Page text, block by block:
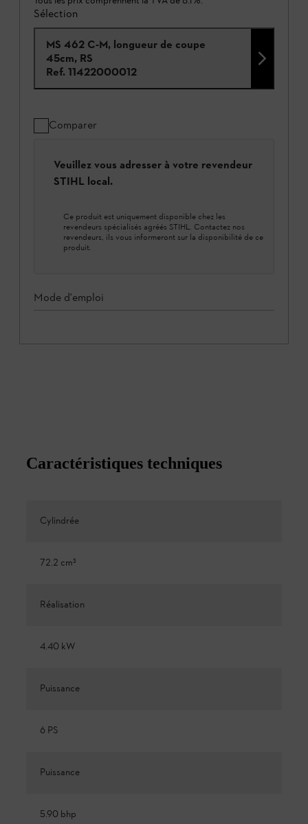
Sélection
MS 462 C-M, longueur de coupe
45cm, RS
Ref. 11422000012
Comparer
Veuillez vous adresser à votre revendeur
STIHL local.
Ce produit est uniquement disponible chez les
revendeurs spécialisés agréés STIHL. Contactez nos
revendeurs, ils vous informeront sur la disponibilité de ce
produit.
Mode d'emploi
Caractéristiques techniques
Cylindrée
72.2 cm³
Réalisation
4.40 kW
Puissance
6 PS
Puissance
5.90 bhp